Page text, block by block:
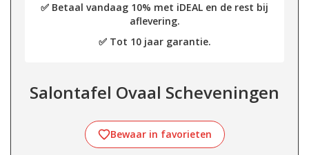
✅ Betaal vandaag 10% met iDEAL en de rest bij
aflevering.
✅ Tot 10 jaar garantie.
Salontafel Ovaal Scheveningen
Bewaar in favorieten